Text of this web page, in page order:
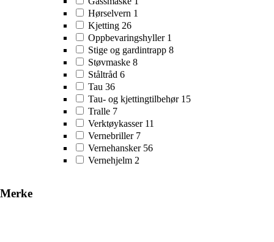
Hørselvern 1
Kjetting 26
Oppbevaringshyller 1
Stige og gardintrapp 8
Støvmaske 8
Ståltråd 6
Tau 36
Tau- og kjettingtilbehør 15
Tralle 7
Verktøykasser 11
Vernebriller 7
Vernehansker 56
Vernehjelm 2
Merke